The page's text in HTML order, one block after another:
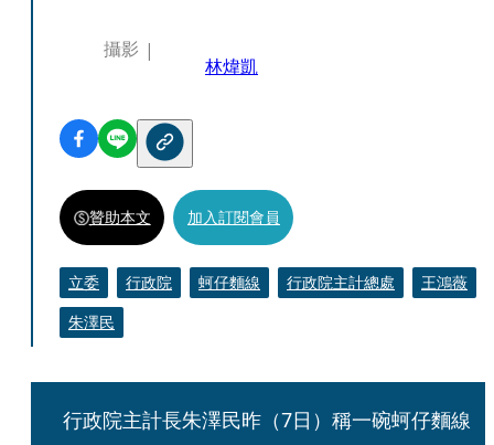
攝影
林煒凱
贊助本文 加入訂閱會員
立委 行政院 蚵仔麵線 行政院主計總處
王鴻薇
朱澤民